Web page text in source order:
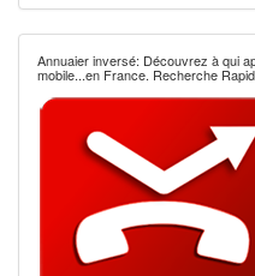
Annuaier inversé: Découvrez à qui
mobile...en France. Recherche